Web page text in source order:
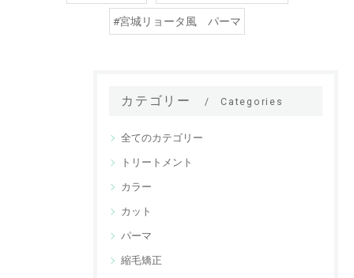
#宮城リョータ風 パーマ
カテゴリー Categories
全てのカテゴリー
トリートメント
カラー
カット
パーマ
縮毛矯正